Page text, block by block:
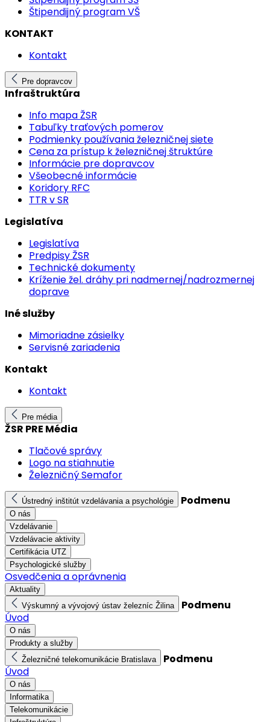
Štipendijný program VŠ
KONTAKT
Kontakt
Pre dopravcov
Infraštruktúra
Info mapa ŽSR
Tabuľky traťových pomerov
Podmienky používania železničnej siete
Cena za prístup k železničnej štruktúre
Informácie pre dopravcov
Všeobecné informácie
Koridory RFC
TTR v SR
Legislatíva
Legislatíva
Predpisy ŽSR
Technické dokumenty
Kríženie žel. dráhy pri nadmernej/nadrozmernej
doprave
Iné služby
Mimoriadne zásielky
Servisné zariadenia
Kontakt
Kontakt
Pre média
ŽSR PRE Média
Tlačové správy
Logo na stiahnutie
Železničný Semafor
Ústredný inštitút vzdelávania a psychológie Podmenu
O nás
Vzdelávanie
Vzdelávacie aktivity
Certifikácia UTZ
Psychologické služby
Osvedčenia a oprávnenia
Aktuality
Výskumný a vývojový ústav železníc Žilina
Podmenu
Úvod
O nás
Produkty a služby
Železničné telekomunikácie Bratislava
Podmenu
Úvod
O nás
Informatika
Telekomunikácie